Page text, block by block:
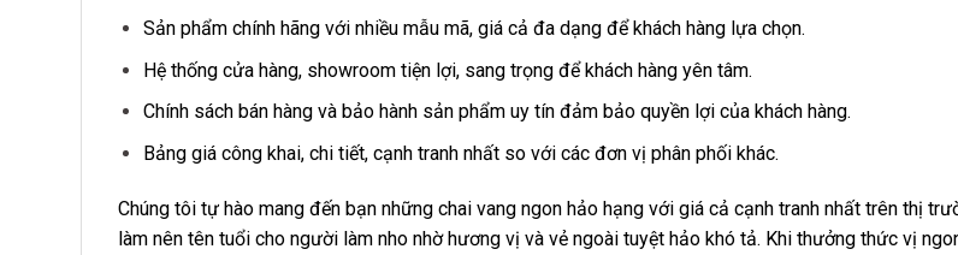
Sản phẩm chính hãng với nhiều mẫu mã, giá cả đa dạng để khách hàng lựa chọn.
Hệ thống cửa hàng, showroom tiện lợi, sang trọng để khách hàng yên tâm.
Chính sách bán hàng và bảo hành sản phẩm uy tín đảm bảo quyền lợi của khách hàng.
Bảng giá công khai, chi tiết, cạnh tranh nhất so với các đơn vị phân phối khác.
Chúng tôi tự hào mang đến bạn những chai vang ngon hảo hạng với giá cả cạnh tranh nhất trên thị
làm nên tên tuổi cho người làm nho nhờ hương vị và vẻ ngoài tuyệt hảo khó tả. Khi thưởng thức vị